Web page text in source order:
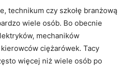
technikum czy szkołę branżową
wiele osób. Bo obecnie
mechaników
ciężarówek. Tacy
więcej niż wiele osób po